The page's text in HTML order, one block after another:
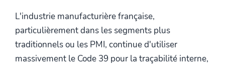
L'industrie manufacturière française,
particulièrement dans les segments plus
traditionnels ou les PMI, continue d'utiliser
massivement le Code 39 pour la traçabilité interne,